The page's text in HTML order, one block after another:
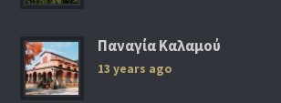
Παναγία Καλαμού
13 years ago